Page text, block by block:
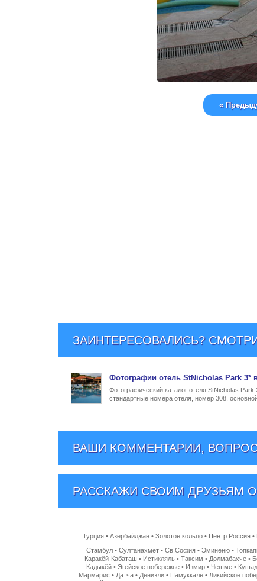
«
ЗАИНТЕРЕСОВАЛИСЬ?
Фотографии отель StNicholas Park 3*
Фотографический каталог отеля StNicholas
стандартные номера отеля, номер 308,
ВАШИ КОММЕНТАРИИ,
РАССКАЖИ СВОИМ ДРУЗЬЯМ
Турция• Азербайджан• Золотое кольцо• Центр.Россия•
Стамбул • Султанахмет • Св.София • Эминёню •
Каракёй-Кабаташ • Истикляль • Таксим • Долмабахче •
Кадыкёй• Эгейское побережье• Измир• Чешме•
Мармарис • Датча• Денизли• Памуккале• Ликийское